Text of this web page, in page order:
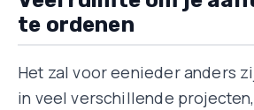
te ordenen
Het zal voor eenieder anders
in veel verschillende